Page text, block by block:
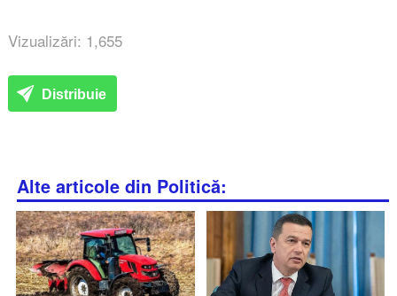
Vizualizări: 1,655
Distribuie
Alte articole din Politică: